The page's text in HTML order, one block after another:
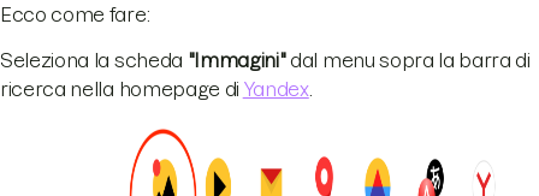
Ecco come fare:
Seleziona la scheda "Immagini"dal menu sopra la barra di
ricerca nella homepage di Yandex.